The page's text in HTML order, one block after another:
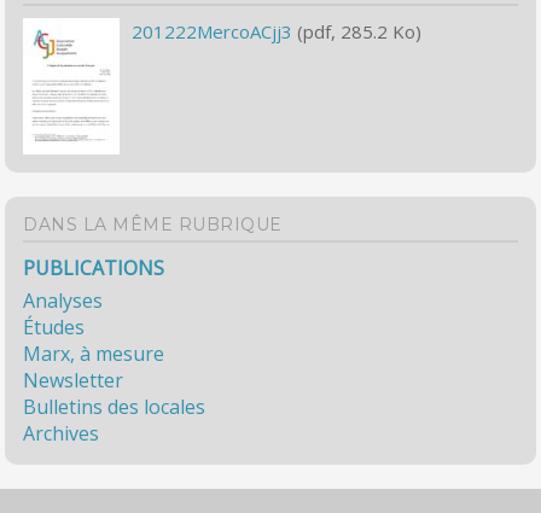
201222MercoACjj3 (pdf, 285.2 Ko)
DANS LA MÊME RUBRIQUE
PUBLICATIONS
Analyses
Études
Marx, à mesure
Newsletter
Bulletins des locales
Archives